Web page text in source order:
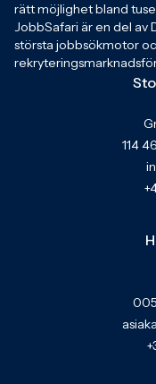
rätt möjlighet bland
JobbSafari är en del av
största jobbsökmotor
114